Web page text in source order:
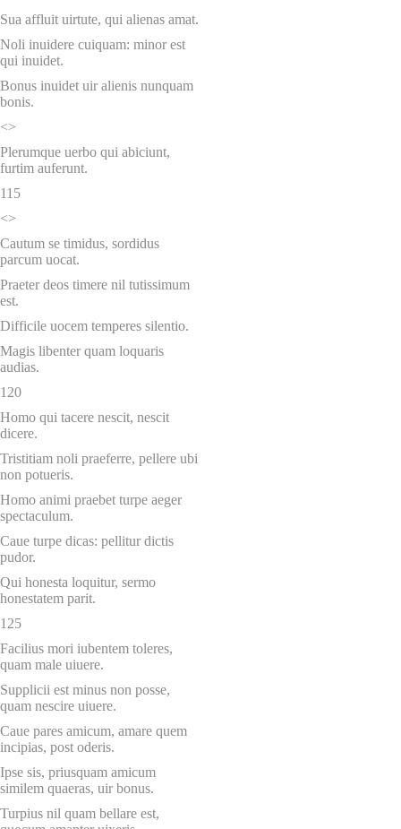
Sua affluit uirtute, qui alienas amat.
Noli inuidere cuiquam: minor est
qui inuidet.
Bonus inuidet uir alienis nunquam
bonis.
<>
Plerumque uerbo qui abiciunt,
furtim auferunt.
115
<>
Cautum se timidus, sordidus
parcum uocat.
Praeter deos timere nil tutissimum
est.
Difficile uocem temperes silentio.
Magis libenter quam loquaris
audias.
120
Homo qui tacere nescit, nescit
dicere.
Tristitiam noli praeferre, pellere ubi
non potueris.
Homo animi praebet turpe aeger
spectaculum.
Caue turpe dicas: pellitur dictis
pudor.
Qui honesta loquitur, sermo
honestatem parit.
125
Facilius mori iubentem toleres,
quam male uiuere.
Supplicii est minus non posse,
quam nescire uiuere.
Caue pares amicum, amare quem
incipias, post oderis.
Ipse sis, priusquam amicum
similem quaeras, uir bonus.
Turpius nil quam bellare est,